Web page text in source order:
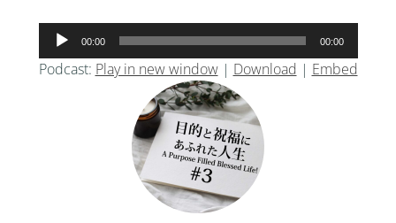
声
プ
00:00 00:00
Podcast: Play in new window| Download | Embed